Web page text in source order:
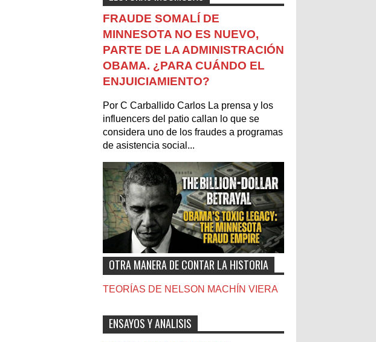
FRAUDE SOMALÍ DE
MINNESOTA NO ES NUEVO,
PARTE DE LA ADMINISTRACIÓN
OBAMA. ¿PARA CUÁNDO EL
ENJUICIAMIENTO?
Por C Carballido Carlos La prensa y los
influencers del patio callan lo que se
considera uno de los fraudes a programas
de asistencia social...
OTRA MANERA DE CONTAR LA HISTORIA
TEORÍAS DE NELSON MACHÍN VIERA
ENSAYOS Y ANALISIS